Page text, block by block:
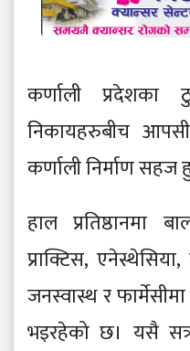
कर्णाली
निकायहरुबीच
कर्णाली निर्माण सहज
हाल प्रतिष्ठानमा
प्राक्टिस,
जनस्वास्थ र
भइरहेको छ। यसै